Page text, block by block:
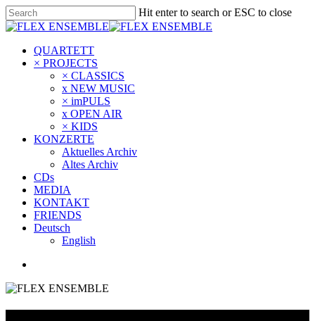
Hit enter to search or ESC to close
QUARTETT
× PROJECTS
× CLASSICS
x NEW MUSIC
× imPULS
x OPEN AIR
× KIDS
KONZERTE
Aktuelles Archiv
Altes Archiv
CDs
MEDIA
KONTAKT
FRIENDS
Deutsch
English